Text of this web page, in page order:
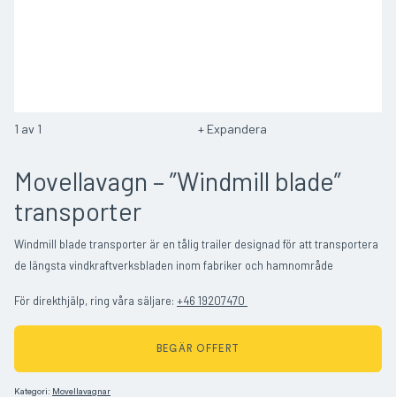
1 av 1 Expandera
Movellavagn – ”Windmill blade”
transporter
Windmill blade transporter är en tålig trailer designad för att transportera
de längsta vindkraftverksbladen inom fabriker och hamnområde
För direkthjälp, ring våra säljare: +46 19207470
BEGÄR OFFERT
Kategori: Movellavagnar